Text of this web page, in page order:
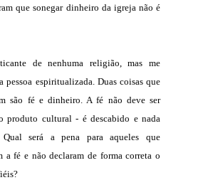
que sonegar dinheiro da igreja não é
de nenhuma religião, mas me
pessoa espiritualizada. Duas coisas que
são fé e dinheiro. A fé não deve ser
produto cultural - é descabido e nada
Qual será a pena para aqueles que
a fé e não declaram de forma correta o